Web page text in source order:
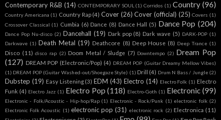
Contemporary R&B (14) CONTEMPORARY SOUL (1) Corridos (1) Country (96)
Country Americana (1) Country Rap (4) Cover (26) Cover (official) (25) Covers (1)
Crossover Classical (1) Cumbia (6) Dance (8) Dance Hall (5) Dance Pop (204)
Dance Pop Nu-disco (2) Dancehall (19) Dark pop (8) Dark wave (5) DARK-POP (1)
Darkwave (1) Death Metal (19) Deathcore (8) Deep House (8) Deep Trance (1)
Disco (11) disco rap (2) Doom Metal / Sludge (7) Downtempo (2) Dream Pop
(127) DREAM POP (Electronic/Pop) (4) DREAM POP (Guitar Dreamy Mellow Vibes)
(1) DREAM POP (Guitar Washed-out/Shoegaze Style) (1) Drill (4) Drum N Bass / Jungle (2)
Dubstep (19) Easy Listening (3) EDM (43) Electro (14) Electro Folk (1) Electro
Funk (4) Electro Jazz (1) Electro Pop (118) Electro-Goth (1) Electronic (99)
Electronic - Folk/Acoustic - Hip-hop/Rap (1) Electronic - Rock/Punk (1) electronic folk (2)
Electronic Folk Acoustic (1) electronic pop (31) electronic rock (2) Electronica (11)